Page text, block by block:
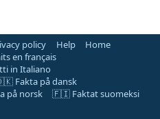
policy Help
Home
en français
in Italiano
Fakta på dansk
på norsk
🇫🇮 Faktat suomeksi